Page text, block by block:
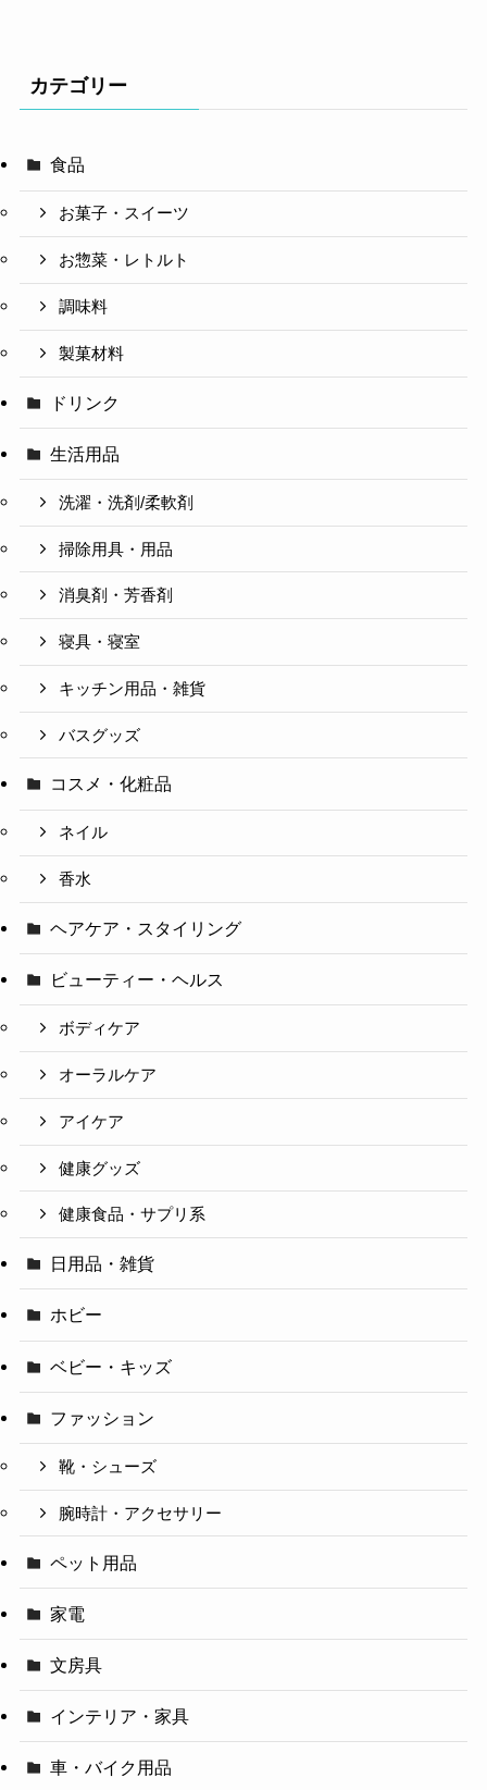
カテゴリー
食品
お菓子・スイーツ
お惣菜・レトルト
調味料
製菓材料
ドリンク
生活用品
洗濯・洗剤/柔軟剤
掃除用具・用品
消臭剤・芳香剤
寝具・寝室
キッチン用品・雑貨
バスグッズ
コスメ・化粧品
ネイル
香水
ヘアケア・スタイリング
ビューティー・ヘルス
ボディケア
オーラルケア
アイケア
健康グッズ
健康食品・サプリ系
日用品・雑貨
ホビー
ベビー・キッズ
ファッション
靴・シューズ
腕時計・アクセサリー
ペット用品
家電
文房具
インテリア・家具
車・バイク用品